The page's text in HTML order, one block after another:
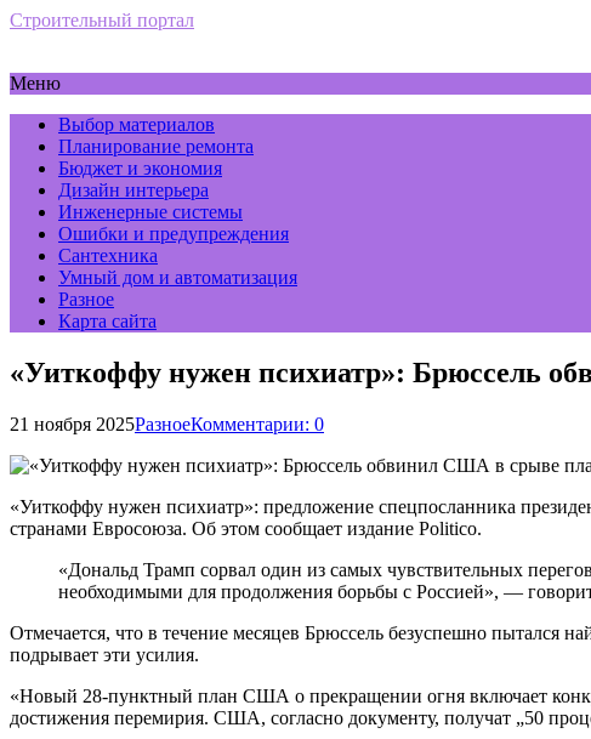
Строительный портал
Меню
Выбор материалов
Планирование ремонта
Бюджет и экономия
Дизайн интерьера
Инженерные системы
Ошибки и предупреждения
Сантехника
Умный дом и автоматизация
Разное
Карта сайта
«Уиткоффу нужен психиатр»: Брюссель
21 ноября 2025РазноеКомментарии: 0
«Уиткоффу нужен психиатр»: предложение спецпосланника
странами Евросоюза. Об этом сообщает издание Politico.
«Дональд Трамп сорвал один из самых чувствительных
необходимыми для продолжения борьбы с Россией», —
Отмечается, что в течение месяцев Брюссель безуспешно пытался
подрывает эти усилия.
«Новый 28-пунктный план США о прекращении огня включает
достижения перемирия. США, согласно документу, получат „50